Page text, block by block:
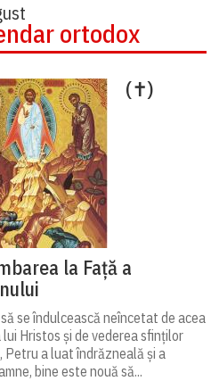
ortodox
(✝)
la Față a
se îndulcească neîncetat de acea
lui Hristos și de vederea sfinților
Petru a luat îndrăzneală și a
bine este nouă să...